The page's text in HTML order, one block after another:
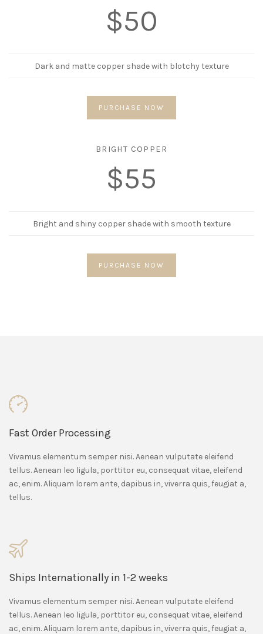
$50
Dark and matte copper shade with blotchy texture
PURCHASE NOW
BRIGHT COPPER
$55
Bright and shiny copper shade with smooth texture
PURCHASE NOW
Fast Order Processing
Vivamus elementum semper nisi. Aenean vulputate eleifend
tellus. Aenean leo ligula, porttitor eu, consequat vitae, eleifend
ac, enim. Aliquam lorem ante, dapibus in, viverra quis, feugiat a,
tellus.
Ships Internationally in 1-2 weeks
Vivamus elementum semper nisi. Aenean vulputate eleifend
tellus. Aenean leo ligula, porttitor eu, consequat vitae, eleifend
ac, enim. Aliquam lorem ante, dapibus in, viverra quis, feugiat a,